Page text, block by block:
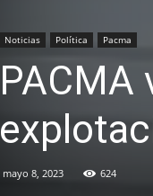
Noticias Política Pacma
PACMA
mayo 8, 2023 624